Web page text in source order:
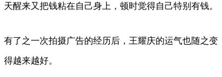
天醒来又把钱粘在自己身上，顿时觉得自己特别有钱。
有了之一次拍摄广告的经历后，王耀庆的运气也随之变
得越来越好。